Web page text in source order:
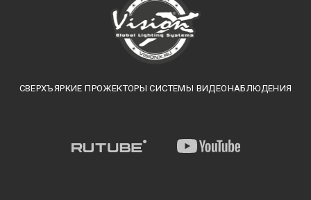
СВЕРХЪЯРКИЕ ПРОЖЕКТОРЫ СИСТЕМЫ ВИДЕОНАБЛЮДЕНИЯ